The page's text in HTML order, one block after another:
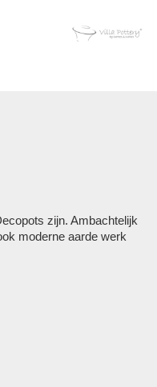
zijn. Ambachtelijk
moderne aarde werk